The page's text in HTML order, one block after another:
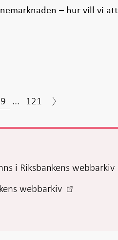
– hur vill vi att
... 121
i Riksbankens webbarkiv
webbarkiv -